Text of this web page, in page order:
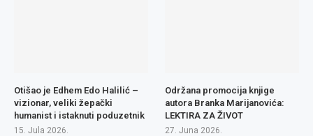
Otišao je Edhem Edo Halilić –
vizionar, veliki žepački
humanist i istaknuti poduzetnik
15. Jula 2026.
Održana promocija knjige
autora Branka Marijanovića:
LEKTIRA ZA ŽIVOT
27. Juna 2026.